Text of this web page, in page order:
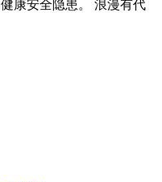
康安全隐患。 浪漫有代